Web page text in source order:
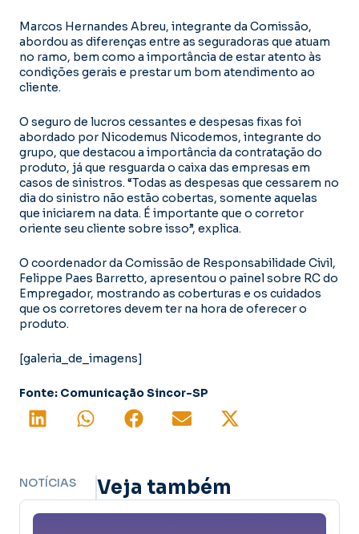
Marcos Hernandes Abreu, integrante da Comissão,
abordou as diferenças entre as seguradoras que atuam
no ramo, bem como a importância de estar atento às
condições gerais e prestar um bom atendimento ao
cliente.
O seguro de lucros cessantes e despesas fixas foi
abordado por Nicodemus Nicodemos, integrante do
grupo, que destacou a importância da contratação do
produto, já que resguarda o caixa das empresas em
casos de sinistros. “Todas as despesas que cessarem no
dia do sinistro não estão cobertas, somente aquelas
que iniciarem na data. É importante que o corretor
oriente seu cliente sobre isso”, explica.
O coordenador da Comissão de Responsabilidade Civil,
Felippe Paes Barretto, apresentou o painel sobre RC do
Empregador, mostrando as coberturas e os cuidados
que os corretores devem ter na hora de oferecer o
produto.
[galeria_de_imagens]
Fonte: Comunicação Sincor-SP
NOTÍCIAS Veja também